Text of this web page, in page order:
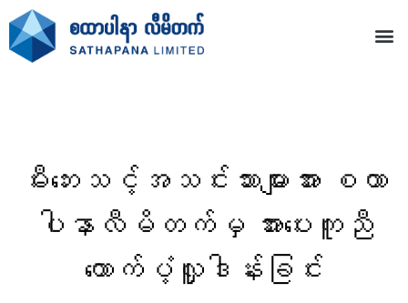
မီးဘေးသင့်အသင်းသားများအား စထာ
ပါနာလီမိတက်မှ အားပေးကူညီ
ထောက်ပံ့လှူဒါန်းခြင်း